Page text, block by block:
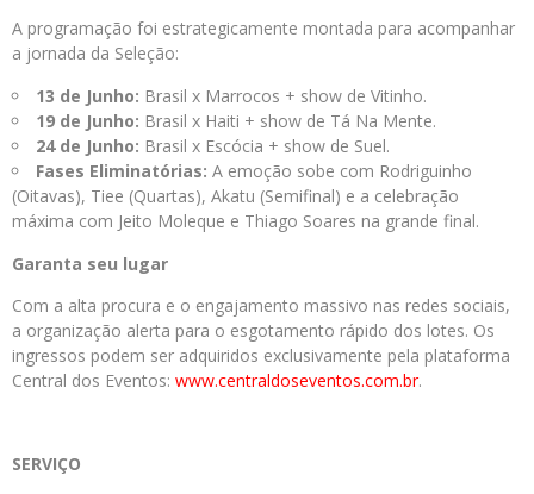
A programação foi estrategicamente montada para acompanhar
a jornada da Seleção:
13 de Junho: Brasil x Marrocos + show de Vitinho.
19 de Junho: Brasil x Haiti + show de Tá Na Mente.
24 de Junho: Brasil x Escócia + show de Suel.
Fases Eliminatórias: A emoção sobe com Rodriguinho
(Oitavas), Tiee (Quartas), Akatu (Semifinal) e a celebração
máxima com Jeito Moleque e Thiago Soares na grande final.
Garanta seu lugar
Com a alta procura e o engajamento massivo nas redes sociais,
a organização alerta para o esgotamento rápido dos lotes. Os
ingressos podem ser adquiridos exclusivamente pela plataforma
Central dos Eventos: www.centraldoseventos.com.br.
SERVIÇO